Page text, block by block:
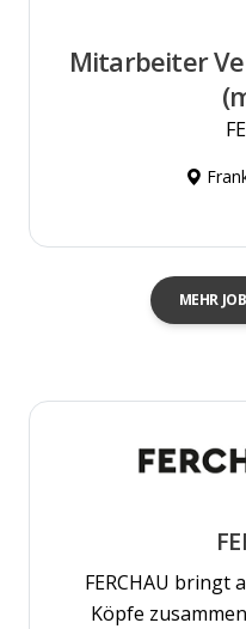
Mitarbeiter
MEHR
FERCHAU bringt
Köpfe